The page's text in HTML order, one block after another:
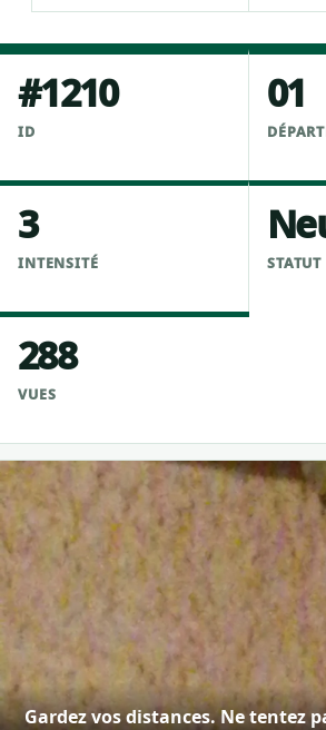
#1210
ID
01
3
INTENSITÉ STATUT
288
VUES
Gardez vos distances. Ne tentez